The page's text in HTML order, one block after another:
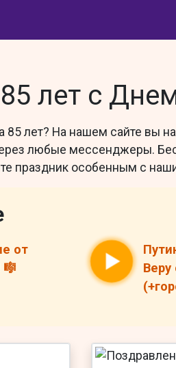
лет с
лет? На нашем сайте вы
любые мессенджеры.
праздник особенным с
от
🎼